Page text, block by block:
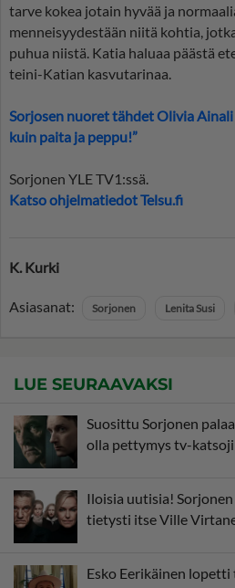
tarve kokea jotain hyvää ja
menneisyydestään niitä kohtia,
puhua niistä. Katia haluaa päästä
teini-Katian kasvutarinaa.
Sorjosen nuoret tähdet Olivia Ainali
kuin paita ja peppu!”
Sorjonen YLE TV1:ssä.
Katso ohjelmatiedot Telsu.fi
K. Kurki
Asiasanat: Sorjonen Lenita Susi
LUE SEURAAVAKSI
Suosittu Sorjonen
olla pettymys tv-
Iloisia uutisia! Sorjonen
tietysti itse Ville
Esko Eerikäinen